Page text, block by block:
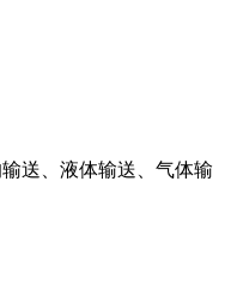
送、液体输送、气体输